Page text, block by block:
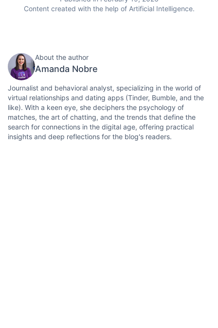
Content created with the help of Artificial Intelligence.
About the author
Amanda Nobre
Journalist and behavioral analyst, specializing in the world of
virtual relationships and dating apps (Tinder, Bumble, and the
like). With a keen eye, she deciphers the psychology of
matches, the art of chatting, and the trends that define the
search for connections in the digital age, offering practical
insights and deep reflections for the blog's readers.